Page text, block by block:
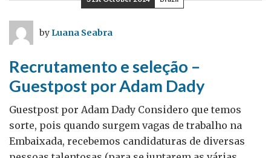
concretas
–
rede
Chevening
by Luana Seabra
Recrutamento e seleção –
Guestpost por Adam Dady
Guestpost por Adam Dady Considero que temos
sorte, pois quando surgem vagas de trabalho na
Embaixada, recebemos candidaturas de diversas